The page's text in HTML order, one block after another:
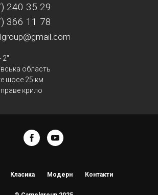
240 35 29
366 11 78
2"
область
шосе 25 км
крило
Класика Модерн Контакти